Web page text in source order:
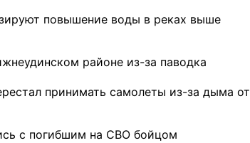
повышение воды в реках выше
районе из-за паводка
принимать самолеты из-за дыма от
с погибшим на СВО бойцом